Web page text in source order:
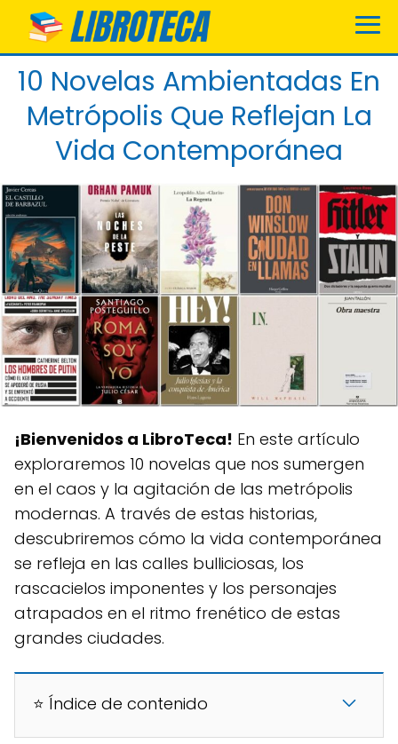
10 Novelas Ambientadas En
Metrópolis Que Reflejan La
Vida Contemporánea
¡Bienvenidos a LibroTeca! En este artículo
exploraremos 10 novelas que nos sumergen
en el caos y la agitación de las metrópolis
modernas. A través de estas historias,
descubriremos cómo la vida contemporánea
se refleja en las calles bulliciosas, los
rascacielos imponentes y los personajes
atrapados en el ritmo frenético de estas
grandes ciudades.
⭐ Índice de contenido